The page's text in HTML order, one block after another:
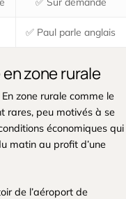
✅ Paul parle anglais
zone rurale
zone rurale comme le
rares, peu motivés à se
économiques qui
matin au profit d’une
de l’aéroport de